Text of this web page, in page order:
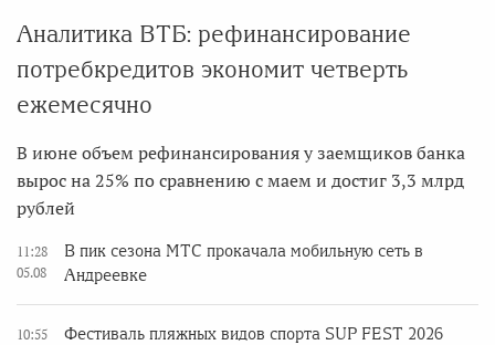
Аналитика ВТБ: рефинансирование
потребкредитов экономит четверть
ежемесячно
В июне объем рефинансирования у заемщиков банка
вырос на 25% по сравнению с маем и достиг 3,3 млрд
рублей
11:28
05.08
В пик сезона МТС прокачала мобильную сеть в
Андреевке
10:55
Фестиваль пляжных видов спорта SUP FEST 2026